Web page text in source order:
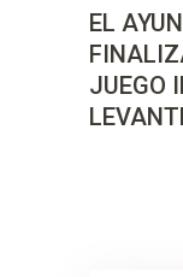
EL
JUEGO